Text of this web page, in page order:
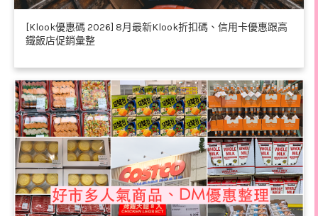
[Klook優惠碼 2026] 8月最新Klook折扣碼、信用卡優惠跟高
鐵飯店促銷彙整